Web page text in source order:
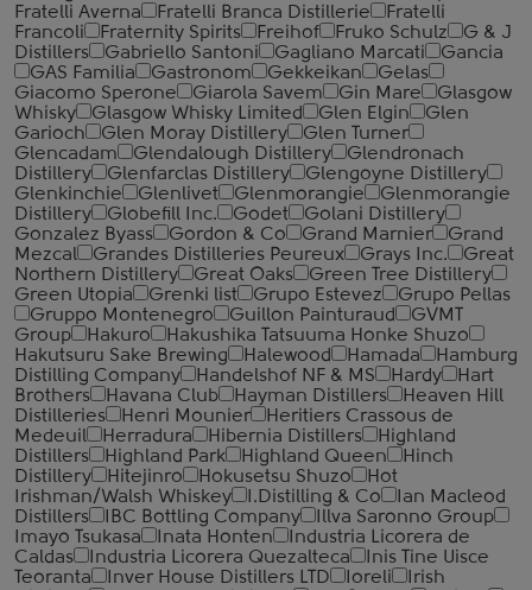
Fratelli Averna
Fratelli Branca Distillerie
Fratelli
‎Francoli
Fraternity Spirits Freihof Fruko Schulz
G & J
Distillers
Gabriello Santoni Gagliano Marcati
Gancia
GAS Familia
Gastronom Gekkeikan
Gelas
Giacomo Sperone
Giarola Savem Gin Mare
Glasgow
Whisky
Glasgow Whisky Limited Glen Elgin
Glen
Garioch
Glen Moray Distillery
Glen Turner
Glencadam
Glendalough Distillery
Glendronach
Distillery
Glenfarclas Distillery
Glengoyne Distillery
Glenkinchie
Glenlivet Glenmorangie
Glenmorangie
Distillery
Globefill Inc. Godet
Golani Distillery
Gonzalez Byass
Gordon & Co Grand Marnier
Grand
Mezcal
Grandes Distilleries Peureux Grays Inc.
Great
Northern Distillery
Great Oaks
Green Tree Distillery
Green Utopia
Grenki list Grupo Estevez
Grupo Pellas
Gruppo Montenegro
Guillon Painturaud
GVMT
Group
Hakuro
Hakushika Tatsuuma Honke Shuzo
Hakutsuru Sake Brewing
Halewood Hamada
Hamburg
Distilling Company
Handelshof NF & MS Hardy
Hart
Brothers
Havana Club Hayman Distillers
Heaven Hill
Distilleries
Henri Mounier
Heritiers Crassous de
Medeuil
Herradura Hibernia Distillers
Highland
Distillers
Highland Park Highland Queen
Hinch
Distillery
Hitejinro Hokusetsu Shuzo
Hot
Irishman/Walsh Whiskey
I.Distilling & Co
Ian Macleod
Distillers
IBC Bottling Company
Illva Saronno Group
Imayo Tsukasa
Inata Honten
Industria Licorera de
Caldas
Industria Licorera Quezalteca
Inis Tine Uisce
Teoranta
Inver House Distillers LTD Ioreli
Irish